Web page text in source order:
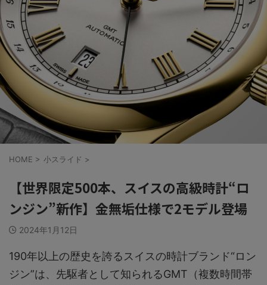
HOME > 小スライド >
【世界限定500本、スイスの高級時計“ロ
ンジン”新作】金無垢仕様で2モデル登場
2024年1月12日
190年以上の歴史を誇るスイスの時計ブランド“ロン
ジン”は、先駆者として知られるGMT（複数時間帯